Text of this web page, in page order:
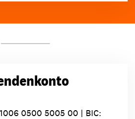
0500 5005 00 | BIC: